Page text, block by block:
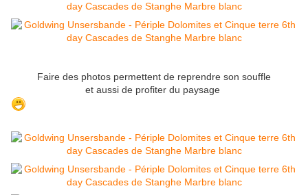
Faire des photos permettent de reprendre son souffle
et aussi de profiter du paysage